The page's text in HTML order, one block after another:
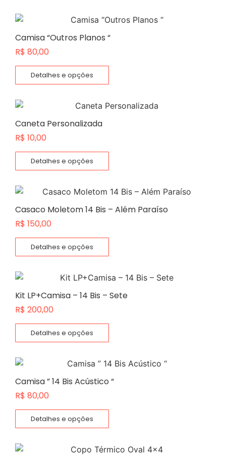
Camisa “Outros Planos “
R$ 80,00
Detalhes e opções
Caneta Personalizada
R$ 10,00
Detalhes e opções
Casaco Moletom 14 Bis – Além Paraíso
R$ 150,00
Detalhes e opções
Kit LP+Camisa – 14 Bis – Sete
R$ 200,00
Detalhes e opções
Camisa ” 14 Bis Acústico “
R$ 80,00
Detalhes e opções